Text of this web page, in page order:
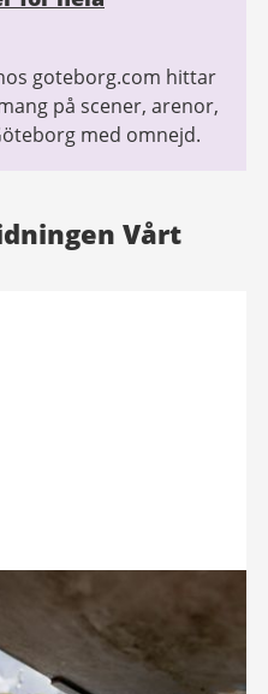
goteborg.com hittar
på scener, arenor,
med omnejd.
Vårt